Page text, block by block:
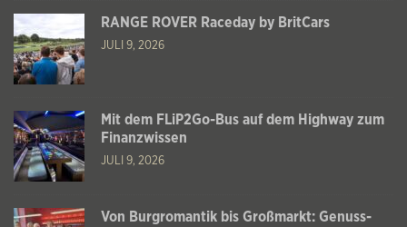
RANGE ROVER Raceday by BritCars
JULI 9, 2026
Mit dem FLiP2Go-Bus auf dem Highway zum
Finanzwissen
JULI 9, 2026
Von Burgromantik bis Großmarkt: Genuss-